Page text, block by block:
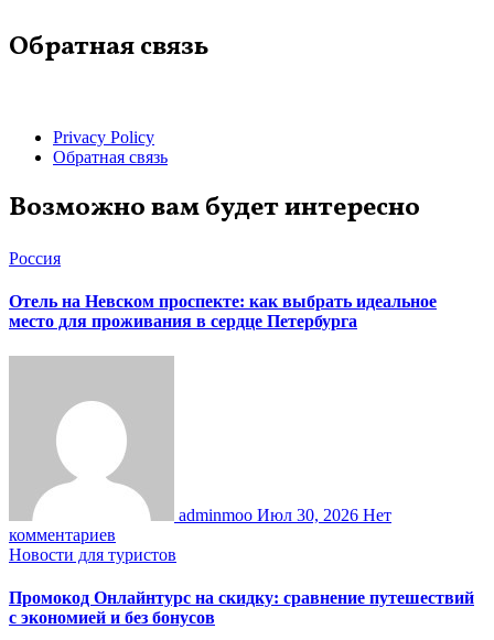
Обратная связь
Privacy Policy
Обратная связь
Возможно вам будет интересно
Россия
Отель на Невском проспекте: как выбрать идеальное
место для проживания в сердце Петербурга
adminmoo Июл 30, 2026 Нет
комментариев
Новости для туристов
Промокод Онлайнтурс на скидку: сравнение путешествий
с экономией и без бонусов